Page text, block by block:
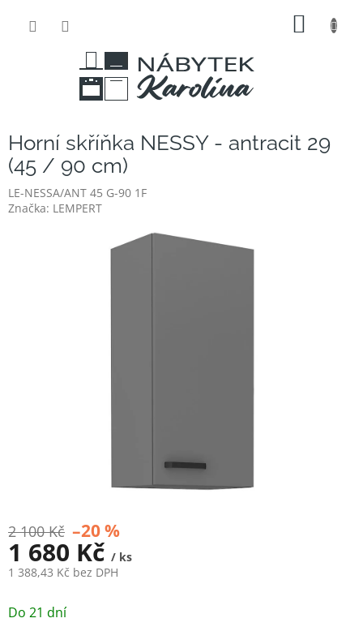
Horní skříňka NESSY - antracit 29
(45 / 90 cm)
LE-NESSA/ANT 45 G-90 1F
Značka: LEMPERT
2 100 Kč –20 %
1 680 Kč / ks
1 388,43 Kč bez DPH
cena:
Do 21 dní